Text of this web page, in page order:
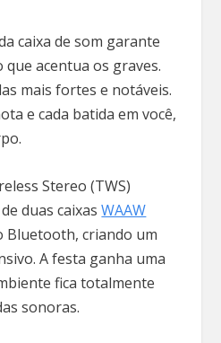
caixa de som garante
acentua os graves.
mais fortes e notáveis.
e cada batida em você,
Stereo (TWS)
duas caixasWAAW
Bluetooth, criando um
A festa ganha uma
fica totalmente
sonoras.